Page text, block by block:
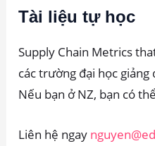
Tài liệu tự học
Supply Chain Metrics
các trường đại học
Nếu bạn ở NZ, bạn có
Liên hệ ngay